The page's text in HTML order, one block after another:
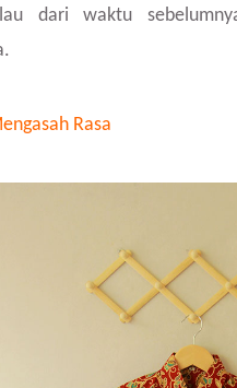
dari waktu
Rasa